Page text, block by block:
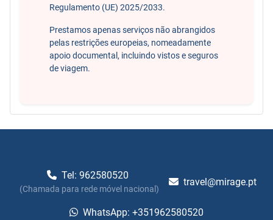
Regulamento (UE) 2025/2033.
Prestamos apenas serviços não abrangidos
pelas restrições europeias, nomeadamente
apoio documental, incluindo vistos e seguros
de viagem.
Tel: 962580520
(Chamada para rede móvel nacional)
travel@mirage.pt
WhatsApp: +351962580520